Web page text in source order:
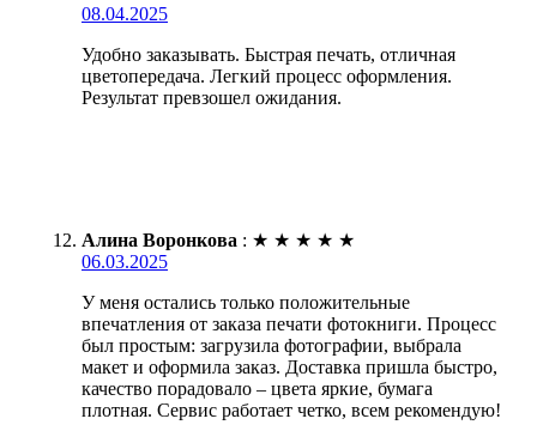
08.04.2025
Удобно заказывать. Быстрая печать, отличная
цветопередача. Легкий процесс оформления.
Результат превзошел ожидания.
Алина Воронкова : ★ ★ ★ ★ ★
06.03.2025
У меня остались только положительные
впечатления от заказа печати фотокниги. Процесс
был простым: загрузила фотографии, выбрала
макет и оформила заказ. Доставка пришла быстро,
качество порадовало – цвета яркие, бумага
плотная. Сервис работает четко, всем рекомендую!